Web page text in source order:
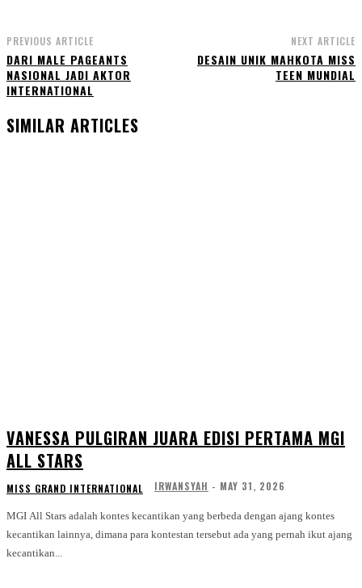
PREVIOUS ARTICLE
DARI MALE PAGEANTS
NASIONAL JADI AKTOR
INTERNATIONAL
NEXT ARTICLE
DESAIN UNIK MAHKOTA MISS
TEEN MUNDIAL
SIMILAR ARTICLES
VANESSA PULGIRAN JUARA EDISI PERTAMA MGI
ALL STARS
MISS GRAND INTERNATIONAL IRWANSYAH - MAY 31, 2026
MGI All Stars adalah kontes kecantikan yang berbeda dengan ajang kontes
kecantikan lainnya, dimana para kontestan tersebut ada yang pernah ikut ajang
kecantikan...